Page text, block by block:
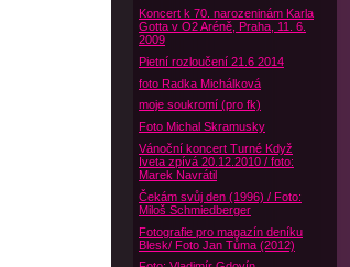
Koncert k 70. narozeninám Karla
Gotta v O2 Aréně, Praha, 11. 6.
2009
Pietní rozloučení 21.6 2014
foto Radka Michálková
moje soukromí (pro fk)
Foto Michal Skramusky
Vánoční koncert Turné Když
Iveta zpívá 20.12.2010 / foto:
Marek Navrátil
Čekám svůj den (1996) / Foto:
Miloš Schmiedberger
Fotografie pro magazín deníku
Blesk/ Foto Jan Tůma (2012)